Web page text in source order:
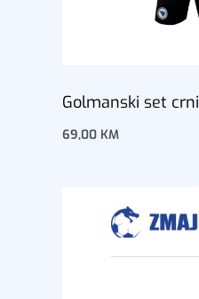
Golmanski set crni
69,00 KM